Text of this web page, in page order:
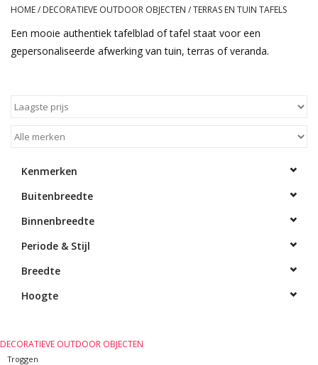
Antiquiteiten en Vintage
Objecten
Vloeren - Steen, Terra Cotta
Outlet
Antieke Marmers
HOME/ DECORATIEVE OUTDOOR OBJECTEN /TERRAS EN TUIN TAFELS
Een mooie authentiek tafelblad of tafel staat voor een
gepersonaliseerde afwerking van tuin, terras of veranda.
Kenmerken
Buitenbreedte
Binnenbreedte
Periode & Stijl
Breedte
Hoogte
DECORATIEVE OUTDOOR OBJECTEN
Troggen